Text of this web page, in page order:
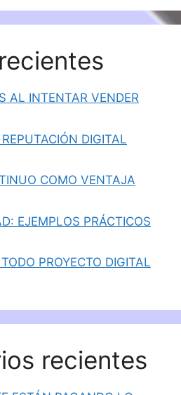
AL INTENTAR VENDER
DIGITAL
COMO VENTAJA
EJEMPLOS PRÁCTICOS
PROYECTO DIGITAL
recientes